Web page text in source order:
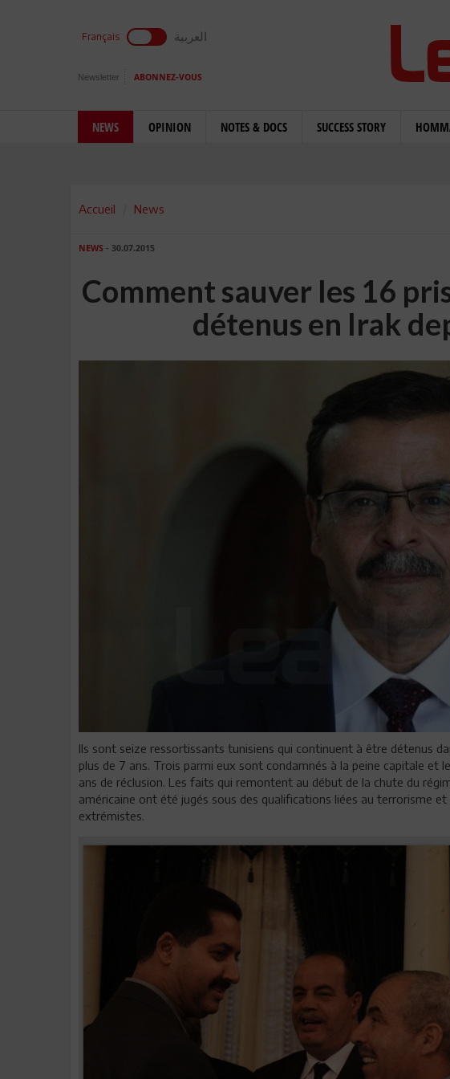
Français العربية
Newsletter ABONNEZ-VOUS
NEWS OPINION NOTES & DOCS SUCCESS STORY
Accueil News
NEWS - 30.07.2015
Comment sauver les 16
détenus en Irak
Ils sont seize ressortissants tunisiens qui continuent à être détenus
plus de 7 ans. Trois parmi eux sont condamnés à la peine capitale et
ans de réclusion. Les faits qui remontent au début de la chute du
américaine ont été jugés sous des qualifications liées au terrorisme
extrémistes.